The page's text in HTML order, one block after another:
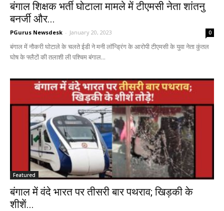
बंगाल शिक्षक भर्ती घोटाला मामले में टीएमसी नेता शांतनु
बनर्जी और...
PGurus Newsdesk - January 20, 2023 0
बंगाल में नौकरी घोटाले के चलते ईडी ने मनी लॉन्ड्रिंग के आरोपी टीएमसी के युवा नेता कुंतल
घोष के फ्लैटों की तलाशी ली पश्चिम बंगाल...
Featured
बंगाल में वंदे भारत पर तीसरी बार पथराव; खिड़की के
शीशें...